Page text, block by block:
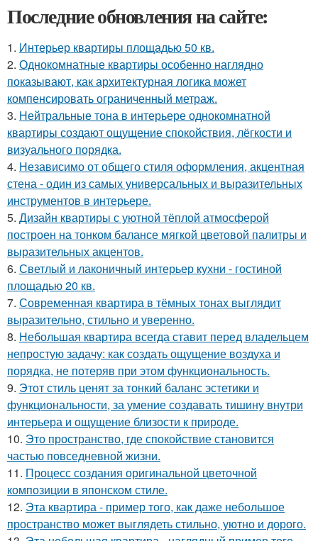
Последние обновления на сайте:
1. Интерьер квартиры площадью 50 кв.
2. Однокомнатные квартиры особенно наглядно
показывают, как архитектурная логика может
компенсировать ограниченный метраж.
3. Нейтральные тона в интерьере однокомнатной
квартиры создают ощущение спокойствия, лёгкости и
визуального порядка.
4. Независимо от общего стиля оформления, акцентная
стена - один из самых универсальных и выразительных
инструментов в интерьере.
5. Дизайн квартиры с уютной тёплой атмосферой
построен на тонком балансе мягкой цветовой палитры и
выразительных акцентов.
6. Светлый и лаконичный интерьер кухни - гостиной
площадью 20 кв.
7. Современная квартира в тёмных тонах выглядит
выразительно, стильно и уверенно.
8. Небольшая квартира всегда ставит перед владельцем
непростую задачу: как создать ощущение воздуха и
порядка, не потеряв при этом функциональность.
9. Этот стиль ценят за тонкий баланс эстетики и
функциональности, за умение создавать тишину внутри
интерьера и ощущение близости к природе.
10. Это пространство, где спокойствие становится
частью повседневной жизни.
11. Процесс создания оригинальной цветочной
композиции в японском стиле.
12. Эта квартира - пример того, как даже небольшое
пространство может выглядеть стильно, уютно и дорого.